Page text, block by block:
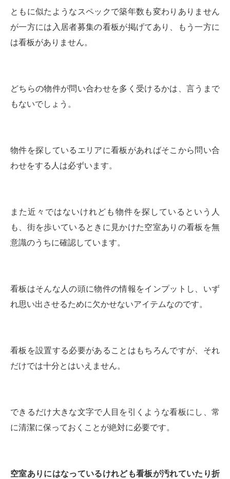
ともに似たようなスペックで築年数も変わりありません
が一方には入居者募集の看板が掲げてあり、もう一方に
は看板がありません。
どちらの物件が問い合わせを多く受けるかは、言うまで
もないでしょう。
物件を探しているエリアに看板があればそこから問い合
わせをする人は必ずいます。
また近々ではないけれども物件を探しているという人
も、街を歩いているときに見かけた空室ありの看板を無
意識のうちに確認しています。
看板はそんな人の頭に物件の情報をインプットし、いず
れ思い出させるために欠かせないアイテムなのです。
看板を設置する必要があることはもちろんですが、それ
だけでは十分とはいえません。
できるだけ大きな文字で人目を引くような看板にし、常
に清潔に保っておくことが絶対に必要です。
空室ありにはなっているけれども看板が汚れていたり折